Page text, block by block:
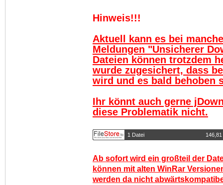
Hinweis!!!
Aktuell kann es bei
Meldungen "Unsicherer
Dateien können trotzdem
wurde zugesichert, dass
wird und es bald behoben
Ihr könnt auch gerne
diese Problematik nicht.
1 Datei
Ab sofort wird ein großteil der
können mit alten WinRar
werden da nicht